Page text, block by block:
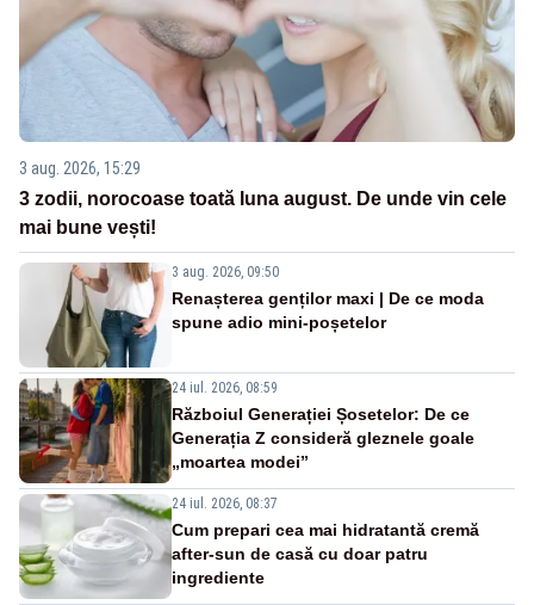
3 aug. 2026, 15:29
3 zodii, norocoase toată luna august. De unde vin cele
mai bune vești!
3 aug. 2026, 09:50
Renașterea genților maxi | De ce moda
spune adio mini-poșetelor
24 iul. 2026, 08:59
Războiul Generației Șosetelor: De ce
Generația Z consideră gleznele goale
„moartea modei”
24 iul. 2026, 08:37
Cum prepari cea mai hidratantă cremă
after-sun de casă cu doar patru
ingrediente